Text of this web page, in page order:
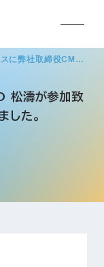
スに弊社取締役CM…
松濤が参加致
した。